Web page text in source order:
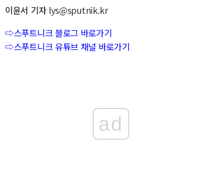
이윤서 기자 lys@sputnik.kr
⇨스푸트니크 블로그 바로가기
⇨스푸트니크 유튜브 채널 바로가기
ad